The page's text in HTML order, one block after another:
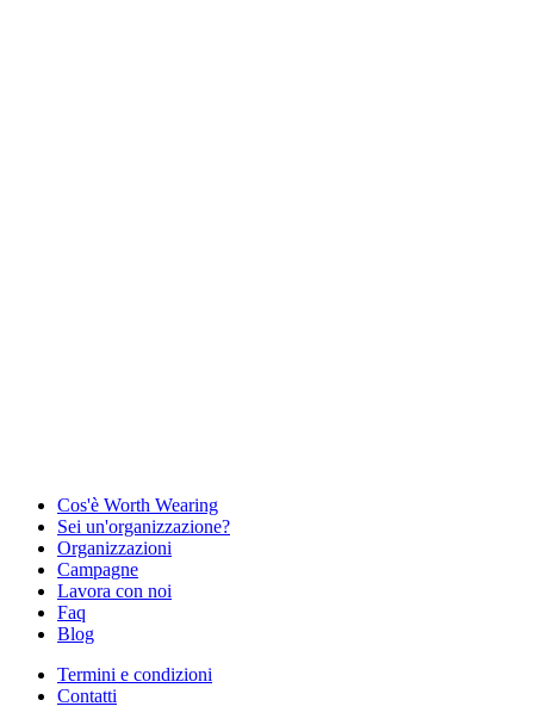
Cos'è Worth Wearing
Sei un'organizzazione?
Organizzazioni
Campagne
Lavora con noi
Faq
Blog
Termini e condizioni
Contatti